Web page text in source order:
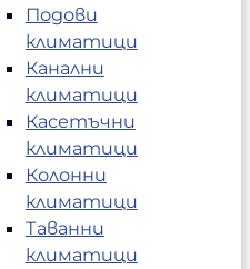
Подови
климатици
Канални
климатици
Касетъчни
климатици
Колонни
климатици
Таванни
климатици